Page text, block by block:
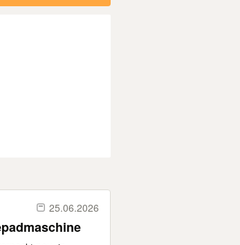
25.06.2026